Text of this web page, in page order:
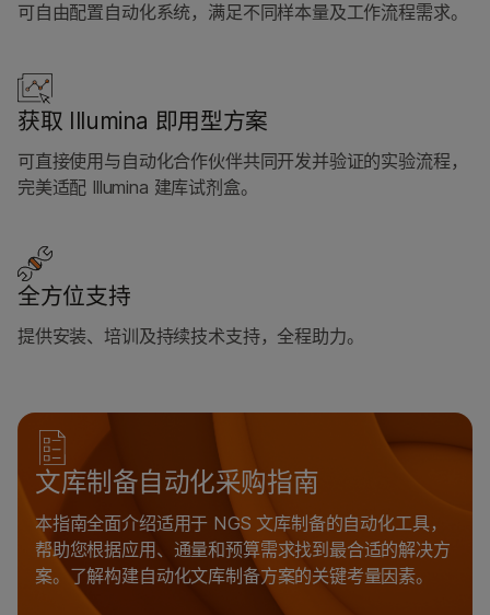
可自由配置自动化系统，满足不同样本量及工作流程需求。
获取 Illumina 即用型方案
可直接使用与自动化合作伙伴共同开发并验证的实验流程，
完美适配 Illumina 建库试剂盒。
全方位支持
提供安装、培训及持续技术支持，全程助力。
文库制备自动化采购指南
本指南全面介绍适用于 NGS 文库制备的自动化工具，
帮助您根据应用、通量和预算需求找到最合适的解决方
案。了解构建自动化文库制备方案的关键考量因素。